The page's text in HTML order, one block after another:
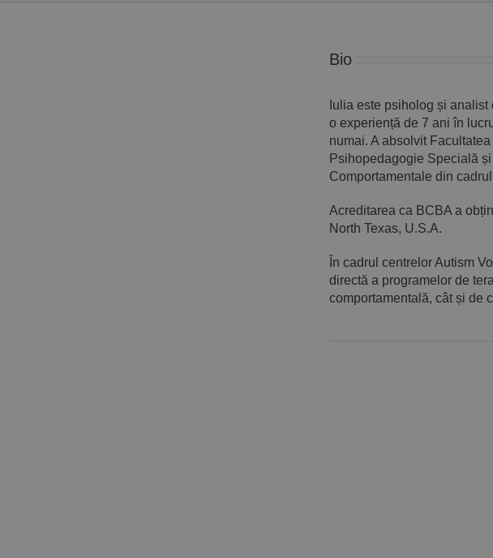
Bio
Iulia este psiholog și
o experiență de 7 ani în
numai. A absolvit
Psihopedagogie Specială
Comportamentale din
Acreditarea ca BCBA a
North Texas, U.S.A.
În cadrul centrelor Autism
directă a programelor de
comportamentală, cât și de